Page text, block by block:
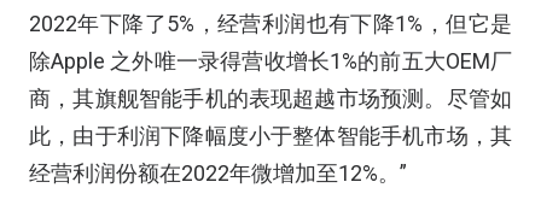
2022年下降了5%，经营利润也有下降1%，但它是
除Apple 之外唯一录得营收增长1%的前五大OEM厂
商，其旗舰智能手机的表现超越市场预测。尽管如
此，由于利润下降幅度小于整体智能手机市场，其
经营利润份额在2022年微增加至12%。”